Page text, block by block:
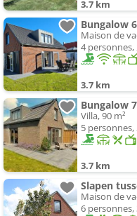
3.7 km
Bungalow
Maison de
4 personnes,
3.7 km
Bungalow
Villa, 90 m²
5 personnes,
3.7 km
Slapen
Maison de
6 personnes,